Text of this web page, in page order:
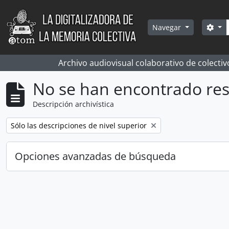
Skip to main content
Navegar
Archivo audiovisual colaborativo de
No se han encontrado
Descripción archivística
Remove filter:
Sólo las descripciones de nivel superior
Opciones avanzadas de búsqueda